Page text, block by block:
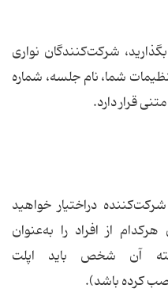
شركت‌كنندگان نواری
شما، نام جلسه، شماره
قرار دارد.
دراختیار خواهید
از افراد را به‌عنوان
آن شخص باید اپلت
كرده باشد).